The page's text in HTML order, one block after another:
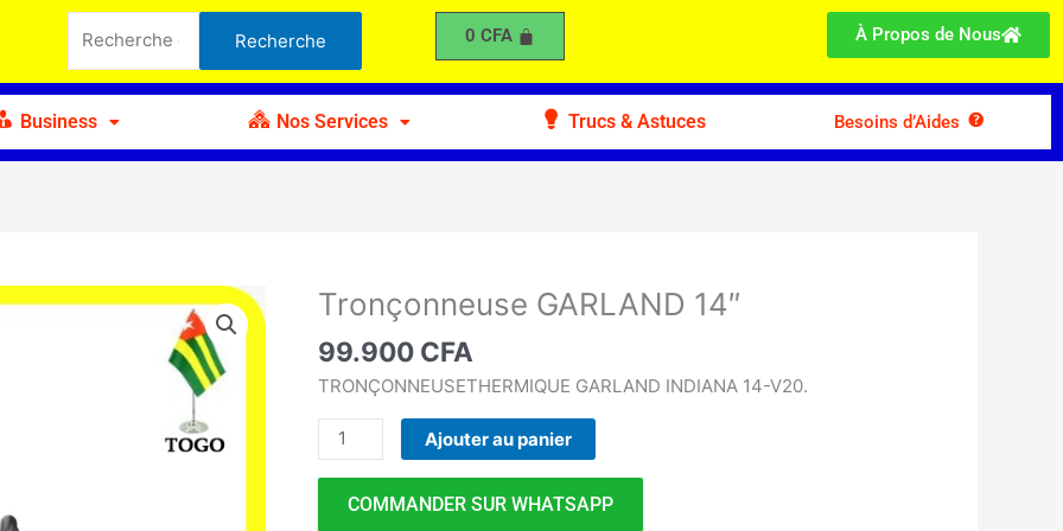
pour :
Recherche 0 CFA À Propos de Nous
Business Nos Services Trucs & Astuces Besoins d’Aides
Tronçonneuse GARLAND 14″
99.900 CFA
TRONÇONNEUSETHERMIQUE GARLAND INDIANA 14-V20.
quantité
Tronçonneuse
GARLAND
Ajouter au panier
COMMANDER SUR WHATSAPP
GARLAND